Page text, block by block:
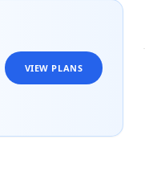
VIEW PLANS